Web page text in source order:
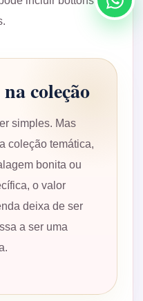
coleção
simples. Mas
coleção temática,
bonita ou
o valor
deixa de ser
a ser uma